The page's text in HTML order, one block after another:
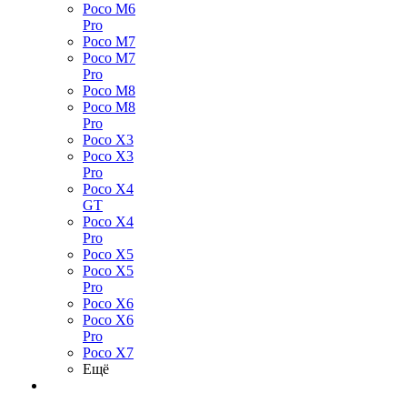
Poco M6
Pro
Poco M7
Poco M7
Pro
Poco M8
Poco M8
Pro
Poco X3
Poco X3
Pro
Poco X4
GT
Poco X4
Pro
Poco X5
Poco X5
Pro
Poco X6
Poco X6
Pro
Poco X7
Ещё